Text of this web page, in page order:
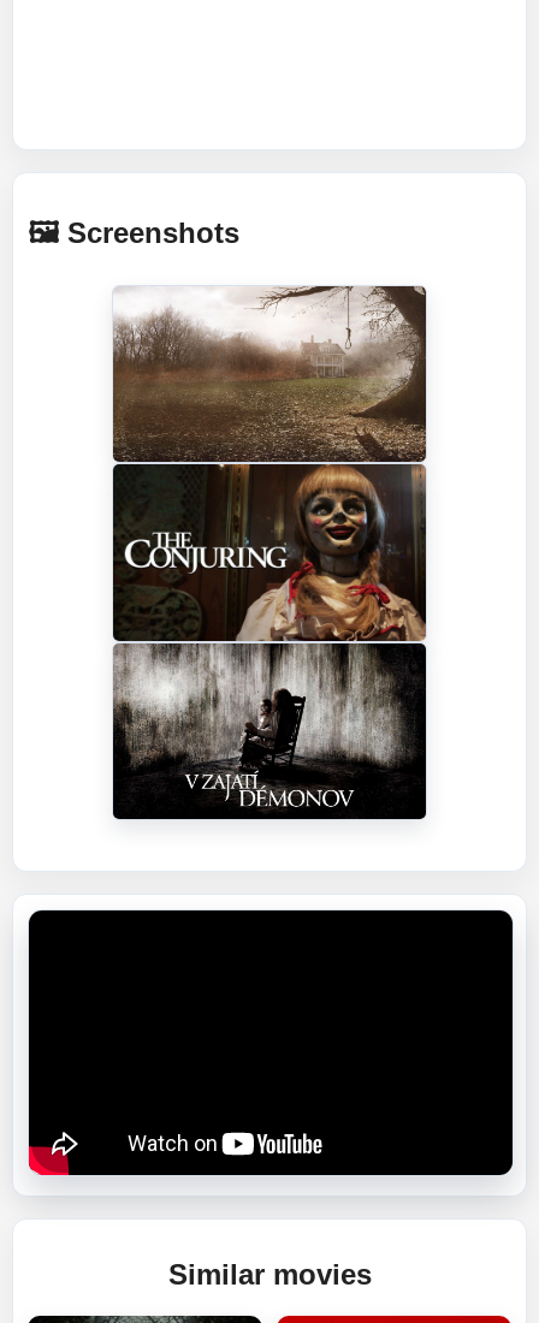
🖼️ Screenshots
Similar movies